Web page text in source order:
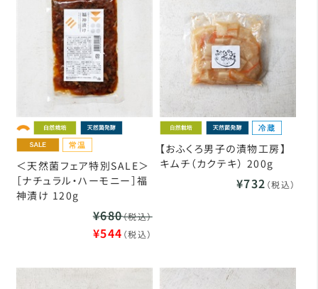
＜天然菌フェア特別SALE＞
［ナチュラル・ハーモニー］福
神漬け 120g
¥680（税込）
¥544 （税込）
【おふくろ男子の漬物工房】
キムチ（カクテキ） 200g
¥732 （税込）